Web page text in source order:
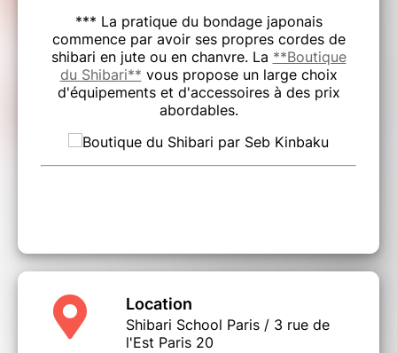
*** La pratique du bondage japonais
commence par avoir ses propres cordes de
shibari en jute ou en chanvre. La **Boutique
du Shibari** vous propose un large choix
d'équipements et d'accessoires à des prix
abordables.
Location
Shibari School Paris / 3 rue de
l'Est Paris 20